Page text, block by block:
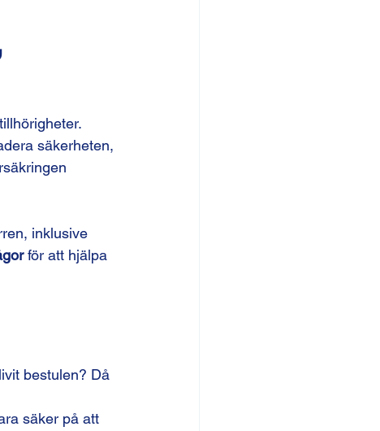
säkerheten,
inklusive
för att hjälpa
bestulen? Då
säker på att